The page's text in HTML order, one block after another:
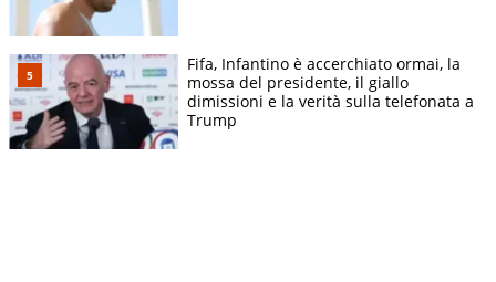
Fifa, Infantino è accerchiato ormai, la
mossa del presidente, il giallo
dimissioni e la verità sulla telefonata a
Trump